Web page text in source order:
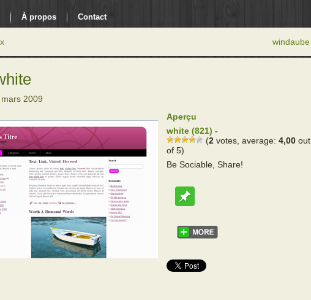
À propos Contact
windaube
2009
Aperçu
white (821) -
(2 votes, average: 4,00 out
of 5)
Be Sociable, Share!